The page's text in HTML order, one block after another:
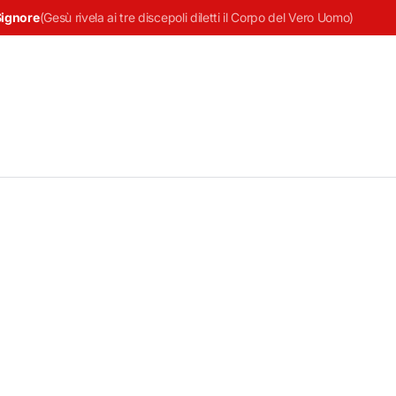
(Gesù rivela ai tre discepoli diletti il Corpo del Vero Uomo)